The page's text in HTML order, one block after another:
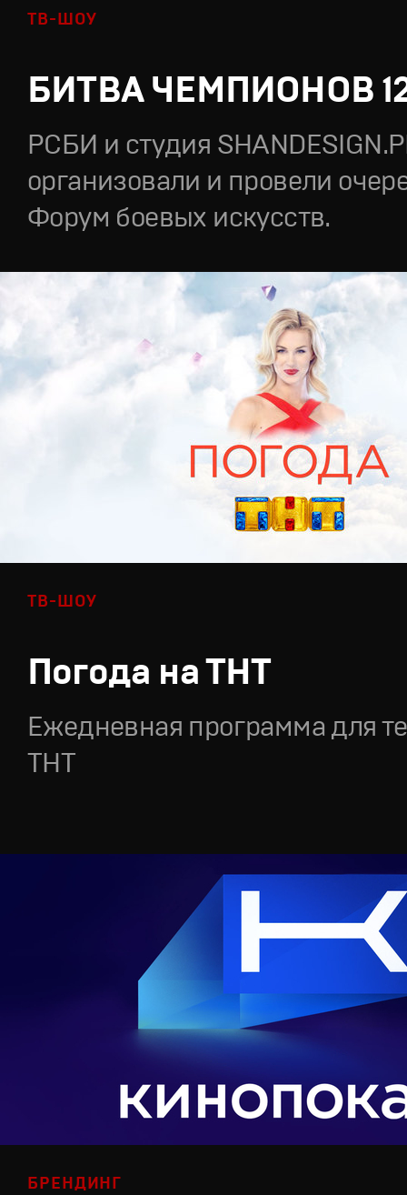
ТВ-ШОУ
БИТВА ЧЕМПИОНОВ
РСБИ и студия
организовали и провели
Форум боевых искусств.
ТВ-ШОУ
Погода на ТНТ
Ежедневная программа для
ТНТ
БРЕНДИНГ